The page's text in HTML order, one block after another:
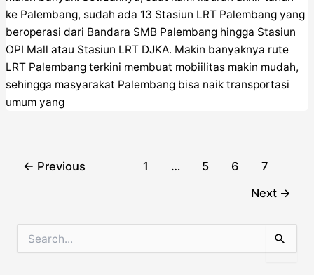
ke Palembang, sudah ada 13 Stasiun LRT Palembang yang
beroperasi dari Bandara SMB Palembang hingga Stasiun
OPI Mall atau Stasiun LRT DJKA. Makin banyaknya rute
LRT Palembang terkini membuat mobiilitas makin mudah,
sehingga masyarakat Palembang bisa naik transportasi
umum yang
Post← Previous 1 … 5 6
7
Next →